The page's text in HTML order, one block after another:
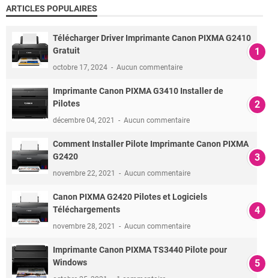
ARTICLES POPULAIRES
Télécharger Driver Imprimante Canon PIXMA G2410
Gratuit
octobre 17, 2024 Aucun commentaire
Imprimante Canon PIXMA G3410 Installer de
Pilotes
décembre 04, 2021 Aucun commentaire
Comment Installer Pilote Imprimante Canon PIXMA
G2420
novembre 22, 2021 Aucun commentaire
Canon PIXMA G2420 Pilotes et Logiciels
Téléchargements
novembre 28, 2021 Aucun commentaire
Imprimante Canon PIXMA TS3440 Pilote pour
Windows